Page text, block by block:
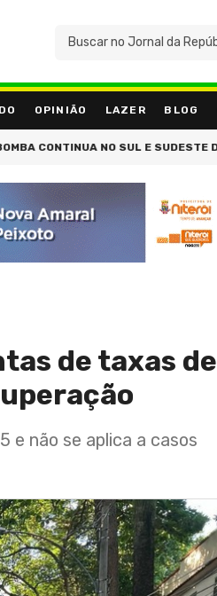
OPINIÃO LAZER BLOG
NO SUL E SUDESTE DO PAÍS
de taxas de
e não se aplica a casos